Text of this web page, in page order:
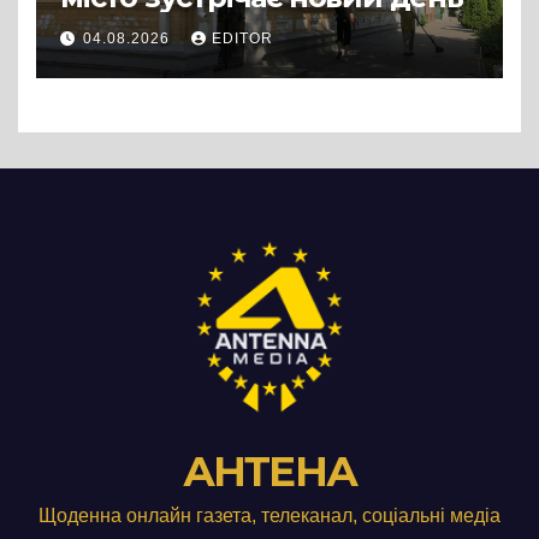
04.08.2026 EDITOR
АНТЕНА
Щоденна онлайн газета, телеканал, соціальні медіа